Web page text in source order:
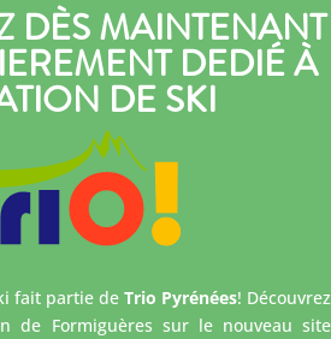
DÈS MAINTENANT
DEDIÉ À
DE SKI
fait partie de Trio Pyrénées! Découvrez
de Formiguères sur le nouveau site